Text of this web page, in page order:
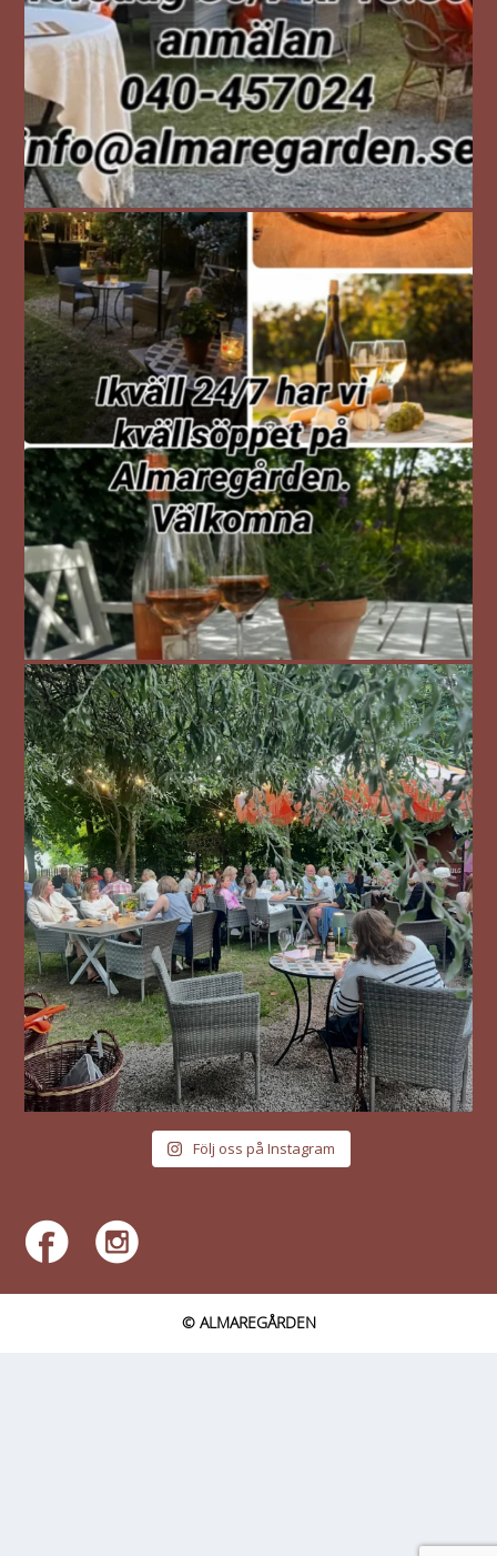
Följ oss på Instagram
© ALMAREGÅRDEN